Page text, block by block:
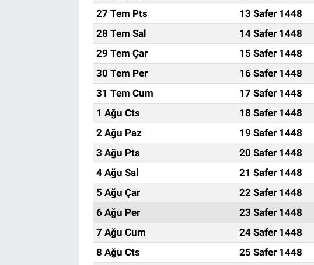
27 Tem Pts
13 Safer 1448
28 Tem Sal
14 Safer 1448
29 Tem Çar
15 Safer 1448
30 Tem Per
16 Safer 1448
31 Tem Cum
17 Safer 1448
1 Ağu Cts
18 Safer 1448
2 Ağu Paz
19 Safer 1448
3 Ağu Pts
20 Safer 1448
4 Ağu Sal
21 Safer 1448
5 Ağu Çar
22 Safer 1448
6 Ağu Per
23 Safer 1448
7 Ağu Cum
24 Safer 1448
8 Ağu Cts
25 Safer 1448